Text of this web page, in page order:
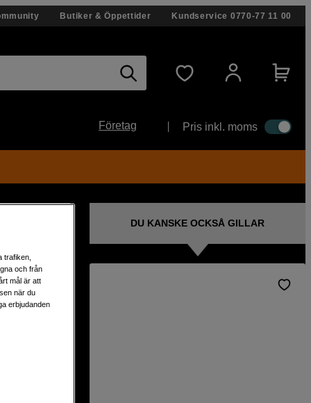
Butiker & Öppettider Kundservice 0770-77 11 00
Företag Pris inkl. moms
IP-
DU KANSKE OCKSÅ GILLAR
trafiken,
och från
mål är att
när du
erbjudanden